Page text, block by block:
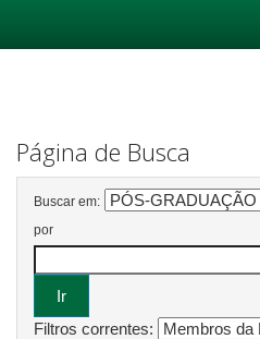
Página de Busca
Buscar em:
por
Filtros correntes: